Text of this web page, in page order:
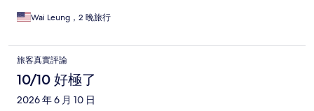
Wai Leung，2 晚旅行
旅客真實評論
10/10 好極了
2026 年 6 月 10 日